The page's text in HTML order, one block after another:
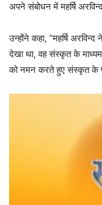
अपने संबोधन में महर्षि
उन्होंने कहा, “महर्षि
देखा था, वह संस्कृत के माध्यम
को नमन करते हुए संस्कृत के